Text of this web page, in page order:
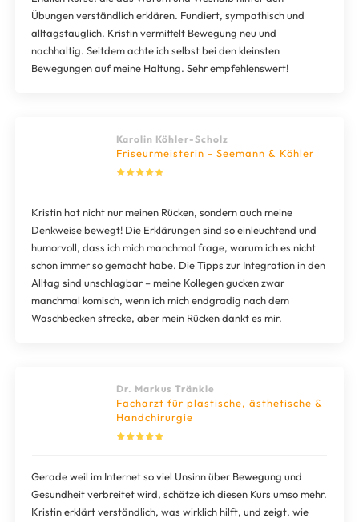
Übungen verständlich erklären. Fundiert, sympathisch und
alltagstauglich. Kristin vermittelt Bewegung neu und
nachhaltig. Seitdem achte ich selbst bei den kleinsten
Bewegungen auf meine Haltung. Sehr empfehlenswert!
Karolin Köhler-Scholz
Friseurmeisterin - Seemann & Köhler
Kristin hat nicht nur meinen Rücken, sondern auch meine
Denkweise bewegt! Die Erklärungen sind so einleuchtend und
humorvoll, dass ich mich manchmal frage, warum ich es nicht
schon immer so gemacht habe. Die Tipps zur Integration in den
Alltag sind unschlagbar – meine Kollegen gucken zwar
manchmal komisch, wenn ich mich endgradig nach dem
Waschbecken strecke, aber mein Rücken dankt es mir.
Dr. Markus Tränkle
Facharzt für plastische, ästhetische &
Handchirurgie
Gerade weil im Internet so viel Unsinn über Bewegung und
Gesundheit verbreitet wird, schätze ich diesen Kurs umso mehr.
Kristin erklärt verständlich, was wirklich hilft, und zeigt, wie